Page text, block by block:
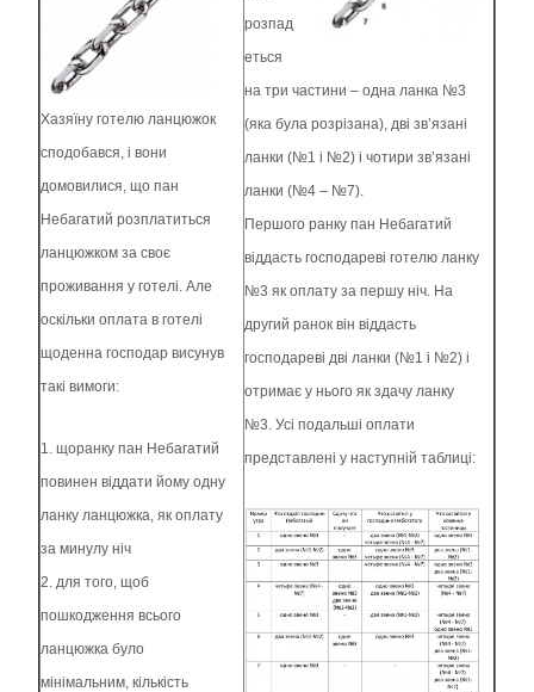
Хазяїну готелю ланцюжок
сподобався, і вони
домовилися, що пан
Небагатий розплатиться
ланцюжком за своє
проживання у готелі. Але
оскільки оплата в готелі
щоденна господар висунув
такі вимоги:
1. щоранку пан Небагатий
повинен віддати йому одну
ланку ланцюжка, як оплату
за минулу ніч
2. для того, щоб
пошкодження всього
ланцюжка було
мінімальним, кількість
розпад
еться
на три частини – одна ланка №3
(яка була розрізана), дві зв’язані
ланки (№1 і №2) і чотири зв’язані
ланки (№4 – №7).
Першого ранку пан Небагатий
віддасть господареві готелю ланку
№3 як оплату за першу ніч. На
другий ранок він віддасть
господареві дві ланки (№1 і №2) і
отримає у нього як здачу ланку
№3. Усі подальші оплати
представлені у наступній таблиці: